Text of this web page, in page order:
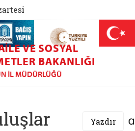
sekmede açılır)
On Yılı (yeni sekmede açılır)
Darülaceze bağış sayfası (yeni
VE SOSYAL
BAKANLIĞI
İL MÜDÜRLÜĞÜ
Yazdır